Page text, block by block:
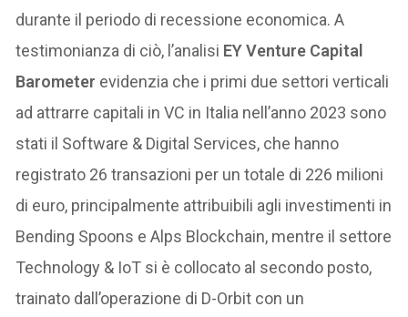
durante il periodo di recessione economica. A
testimonianza di ciò, l’analisi EY Venture Capital
Barometer evidenzia che i primi due settori verticali
ad attrarre capitali in VC in Italia nell’anno 2023 sono
stati il Software & Digital Services, che hanno
registrato 26 transazioni per un totale di 226 milioni
di euro, principalmente attribuibili agli investimenti in
Bending Spoons e Alps Blockchain, mentre il settore
Technology & IoT si è collocato al secondo posto,
trainato dall’operazione di D-Orbit con un